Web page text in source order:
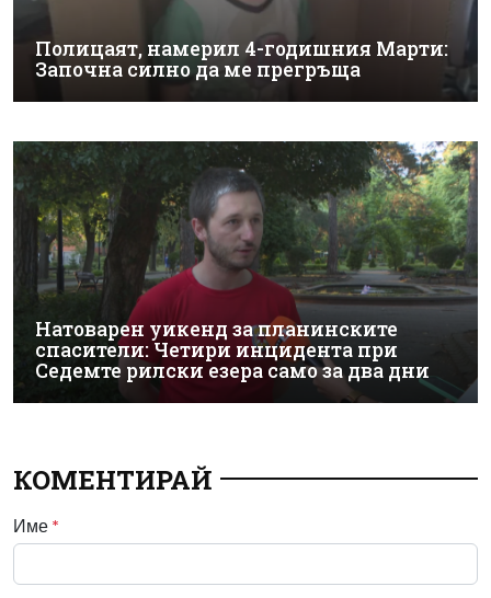
Полицаят, намерил 4-годишния Марти:
Започна силно да ме прегръща
Натоварен уикенд за планинските
спасители: Четири инцидента при
Седемте рилски езера само за два дни
КОМЕНТИРАЙ
Име *